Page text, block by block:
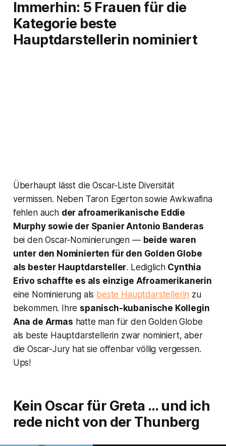
Immerhin: 5 Frauen für die
Kategorie beste
Hauptdarstellerin nominiert
Überhaupt lässt die Oscar-Liste Diversität
vermissen. Neben Taron Egerton sowie Awkwafina
fehlen auch der afroamerikanische Eddie
Murphy sowie der Spanier Antonio Banderas
bei den Oscar-Nominierungen — beide waren
unter den Nominierten für den Golden Globe
als bester Hauptdarsteller. Lediglich Cynthia
Erivo schaffte es als einzige Afroamerikanerin
eine Nominierung als beste Hauptdarstellerin zu
bekommen. Ihre spanisch-kubanische Kollegin
Ana de Armas hatte man für den Golden Globe
als beste Hauptdarstellerin zwar nominiert, aber
die Oscar-Jury hat sie offenbar völlig vergessen.
Ups!
Kein Oscar für Greta … und ich
rede nicht von der Thunberg